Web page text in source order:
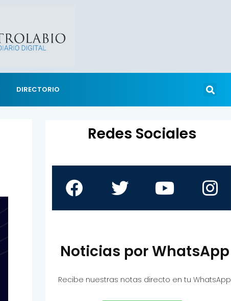
DIRECTORIO
Redes Sociales
Noticias por WhatsApp
Recibe nuestras notas directo en tu WhatsApp